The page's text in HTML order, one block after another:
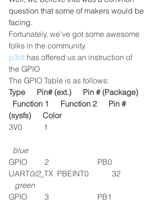
question that some of makers would be
facing.
Fortunately, we've got some awesome
folks in the community.
p3dt has offered us an instruction of
the GPIO
The GPIO Table is as follows:
Type      Pin# (ext.)      Pin # (Package)
  Function 1      Function 2      Pin #
(sysfs)      Color
3V0           1
blue
GPIO         2                         PB0
UART0/2_TX  PBEINT0            32
green
GPIO         3                         PB1